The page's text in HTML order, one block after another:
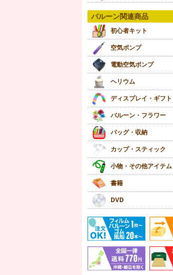
バルーン関連商品
初心者キット
空気ポンプ
電動空気ポンプ
ヘリウム
ディスプレイ・ギフト
バルーン・フラワー
バッグ・収納
カップ・スティック
小物・その他アイテム
書籍
DVD